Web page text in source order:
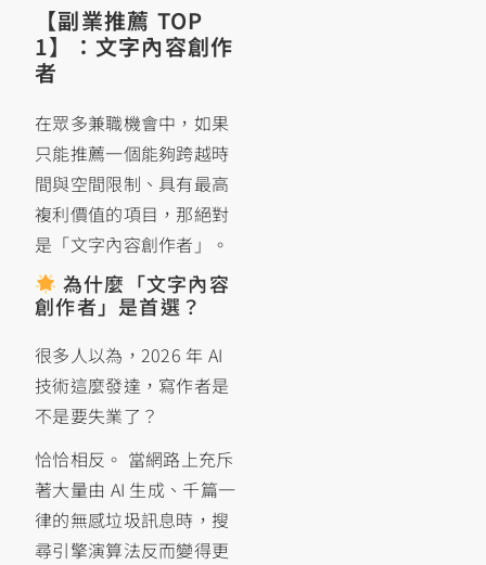
【副業推薦 TOP
1】：文字內容創作
者
在眾多兼職機會中，如果
只能推薦一個能夠跨越時
間與空間限制、具有最高
複利價值的項目，那絕對
是「文字內容創作者」。
為什麼「文字內容
創作者」是首選？
很多人以為，2026 年 AI
技術這麼發達，寫作者是
不是要失業了？
恰恰相反。 當網路上充斥
著大量由 AI 生成、千篇一
律的無感垃圾訊息時，搜
尋引擎演算法反而變得更